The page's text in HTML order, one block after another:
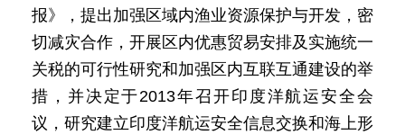
报》，提出加强区域内渔业资源保护与开发，密
切减灾合作，开展区内优惠贸易安排及实施统一
关税的可行性研究和加强区内互联互通建设的举
措，并决定于2013年召开印度洋航运安全会
议，研究建立印度洋航运安全信息交换和海上形